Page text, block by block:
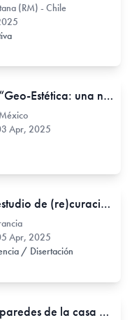
(RM) - Chile
Conferencia “Geo-Estética: una nueva línea de investigación interdisciplinaria”
Apr, 2025
Jornada de estudio de (re)curación en el Panthéon-Sorbonne
Apr, 2025
/ Disertación
Tiemblan las paredes de la casa de los sueños